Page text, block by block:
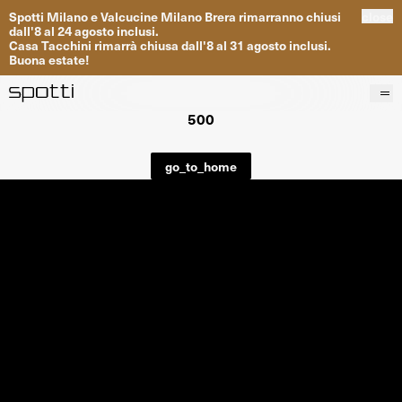
Spotti MilanoeValcucine Milano Brera rimarrannochiusi
dall'8al 24agosto inclusi.
Casa Tacchini rimarrà chiusa dall'8al 31 agosto inclusi.
Buona estate!
Progetti
500
go_to_home